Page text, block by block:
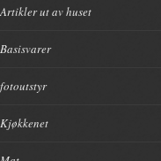
Artikler ut av huset
Basisvarer
fotoutstyr
Kjøkkenet